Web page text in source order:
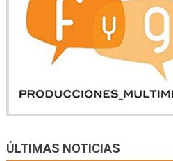
ÚLTIMAS NOTICIAS